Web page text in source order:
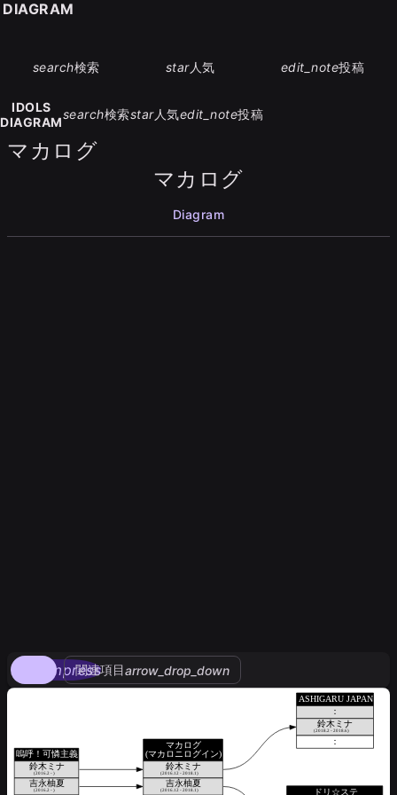
search検索 star人気 edit_note投稿
IDOLS
DIAGRAM
search検索star人気edit_note投稿
マカログ
マカログ
Diagram
compress
関連項目arrow_drop_down